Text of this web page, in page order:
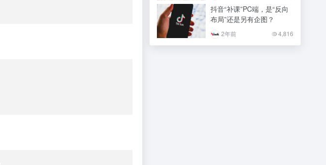
抖音“补课”PC端，是“反向
布局”还是另有企图？
2年前 4,816